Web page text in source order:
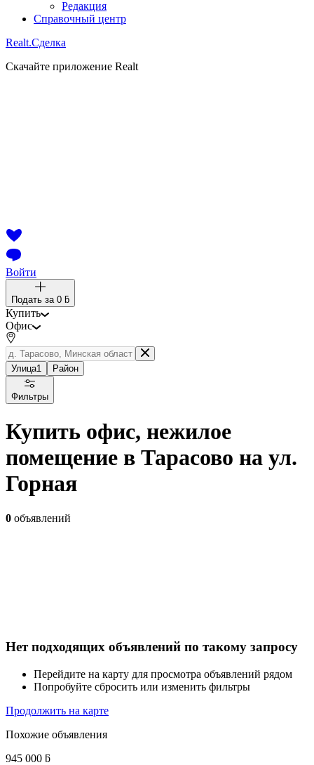
Редакция
Справочный центр
Realt.Сделка
Скачайте приложение Realt
Войти
Подать за 0 ƃ
Купить
Офис
Улица1 Район
Фильтры
Купить офис, нежилое
помещение в Тарасово на ул.
Горная
0 объявлений
Нет подходящих объявлений по такому запросу
Перейдите на карту для просмотра объявлений рядом
Попробуйте сбросить или изменить фильтры
Продолжить на карте
Похожие объявления
945 000 ƃ